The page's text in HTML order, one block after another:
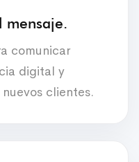
mensaje.
comunicar
digital y
clientes.